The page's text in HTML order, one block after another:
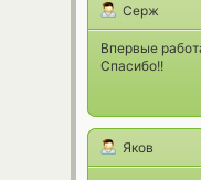
Серж
Впервые
Спасибо!!
Яков